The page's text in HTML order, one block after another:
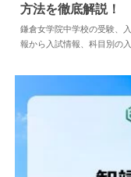
中学情報
方法を徹底解説！
鎌倉女学院中学校の受験、
報から入試情報、科目別の